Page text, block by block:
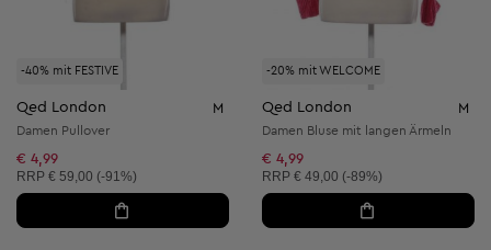
-40% mit FESTIVE
Qed London M
Damen Pullover
€ 4,99
Unverbindliche Preisempfehlung:
RRP € 59,00 (-91%)
-20% mit WELCOME
Qed London M
Damen Bluse mit langen Ärmeln
€ 4,99
Unverbindliche Preisempfehlung:
RRP € 49,00 (-89%)